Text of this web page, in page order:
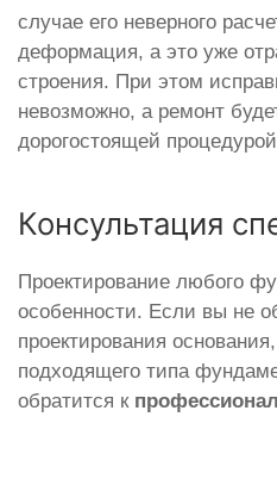
случае его неверного
деформация, а это уже
строения. При этом
невозможно, а ремонт
дорогостоящей
Консультация
Проектирование любого
особенности. Если вы не
проектирования
подходящего типа
обратится к